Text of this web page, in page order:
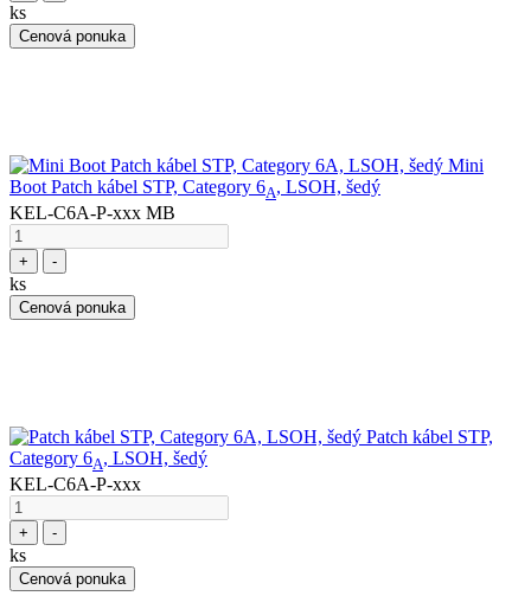
ks
Cenová ponuka
Mini
Boot Patch kábel STP, Category 6A, LSOH, šedý
KEL-C6A-P-xxx MB
+ -
ks
Cenová ponuka
Patch kábel STP,
Category 6A, LSOH, šedý
KEL-C6A-P-xxx
+ -
ks
Cenová ponuka